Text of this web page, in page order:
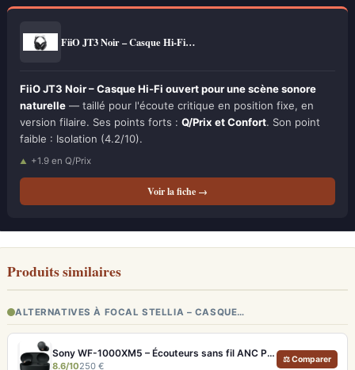
FiiO JT3 Noir – Casque Hi-Fi…
FiiO JT3 Noir – Casque Hi-Fi ouvert pour une scène sonore
naturelle — taillé pour l'écoute critique en position fixe, en
version filaire. Ses points forts : Q/Prix et Confort. Son point
faible : Isolation (4.2/10).
+1.9 en Q/Prix
Voir la fiche →
Produits similaires
ALTERNATIVES À FOCAL STELLIA – CASQUE…
Sony WF-1000XM5 – Écouteurs sans fil ANC Premium et LDAC
8.6/10250 €
⚖ Comparer